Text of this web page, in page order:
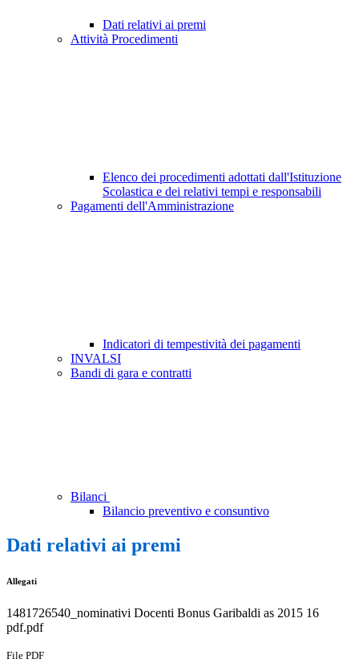
Dati relativi ai premi
Attività Procedimenti
Elenco dei procedimenti adottati dall'Istituzione
Scolastica e dei relativi tempi e responsabili
Pagamenti dell'Amministrazione
Indicatori di tempestività dei pagamenti
INVALSI
Bandi di gara e contratti
Bilanci
Bilancio preventivo e consuntivo
Dati relativi ai premi
Allegati
1481726540_nominativi Docenti Bonus Garibaldi as 2015 16
pdf.pdf
File PDF